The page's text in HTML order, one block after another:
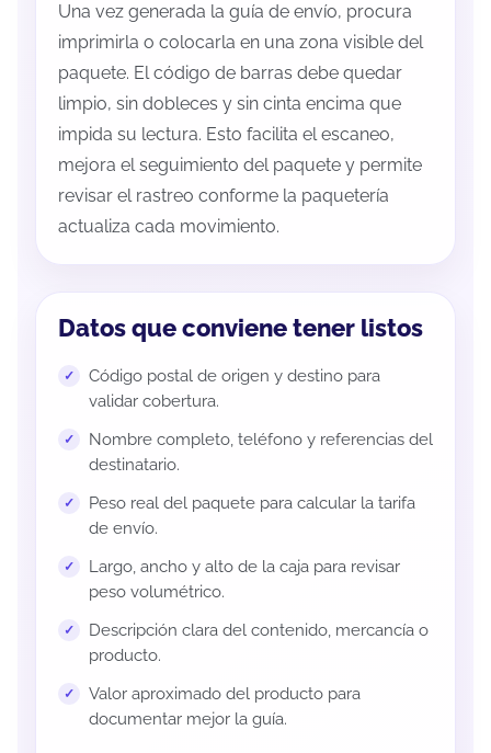
Una vez generada la guía de envío, procura
imprimirla o colocarla en una zona visible del
paquete. El código de barras debe quedar
limpio, sin dobleces y sin cinta encima que
impida su lectura. Esto facilita el escaneo,
mejora el seguimiento del paquete y permite
revisar el rastreo conforme la paquetería
actualiza cada movimiento.
Datos que conviene tener listos
Código postal de origen y destino para
validar cobertura.
Nombre completo, teléfono y referencias del
destinatario.
Peso real del paquete para calcular la tarifa
de envío.
Largo, ancho y alto de la caja para revisar
peso volumétrico.
Descripción clara del contenido, mercancía o
producto.
Valor aproximado del producto para
documentar mejor la guía.